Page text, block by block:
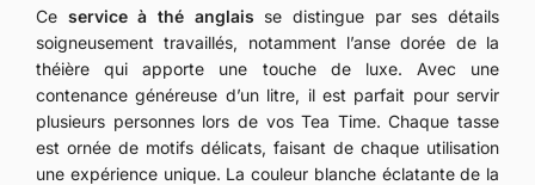
Ce service à thé anglais se distingue par ses détails
soigneusement travaillés, notamment l’anse dorée de la
théière qui apporte une touche de luxe. Avec une
contenance généreuse d’un litre, il est parfait pour servir
plusieurs personnes lors de vos Tea Time. Chaque tasse
est ornée de motifs délicats, faisant de chaque utilisation
une expérience unique. La couleur blanche éclatante de la